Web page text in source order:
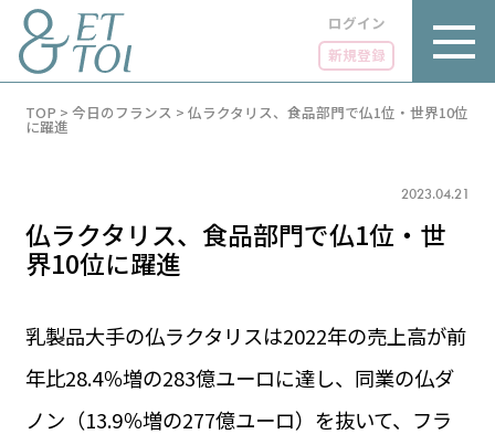
ログイン
新規登録
LUXE
グルメ
FR 09:17 ／ JP 16:17
1€＝182.37円
TOP > 今日のフランス > 仏ラクタリス、食品部門で仏1位・世界10位
に躍進
2023.04.21
仏ラクタリス、食品部門で仏1位・世
界10位に躍進
乳製品大手の仏ラクタリスは2022年の売上高が前
年比28.4％増の283億ユーロに達し、同業の仏ダ
ノン（13.9％増の277億ユーロ）を抜いて、フラ